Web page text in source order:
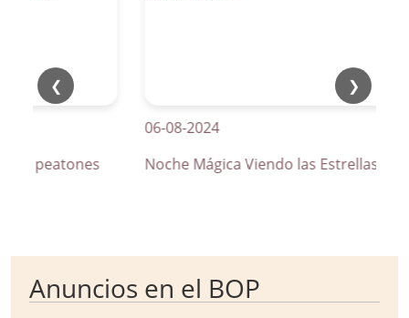
❮ ❯
de peatones
06-08-2024
Noche Mágica Viendo las Estrellas
Anuncios en el BOP